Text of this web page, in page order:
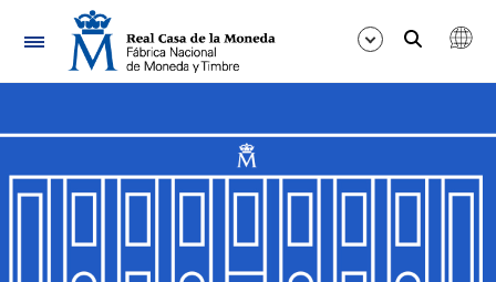
Navegación
Mostrar/Ocultar